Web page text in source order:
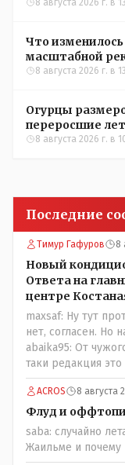
Что
масштабной
8 августа 2026 г. в
Огурцы
переросшие
зимой
8 августа 2026 г. в
Последние
Тимур Гафуров 8
Новый
Ответа на
центре
maxsaf: Ну тут
нет, согласен. Но
abaika95: От
таки редакция
Общественному
высказываний о
публикация.В
факт. На мнение я
отвечать не
ACROS 8 августа
Флуд и
saba: случайно
Жаильме и